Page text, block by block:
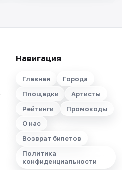
Навигация
Главная
Города
Площадки
Артисты
Рейтинги
Промокоды
О нас
Возврат билетов
Политика
конфиденциальности